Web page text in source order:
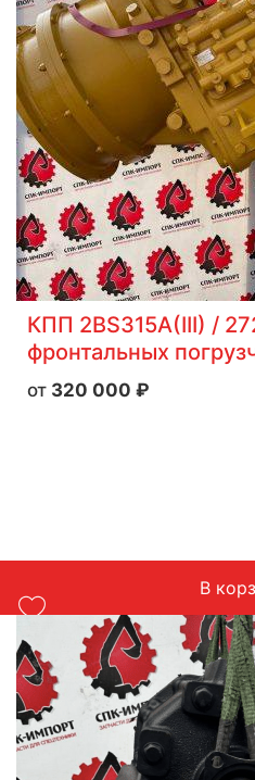
КПП 2BS315A(III) /
фронтальных
320 000 ₽
В